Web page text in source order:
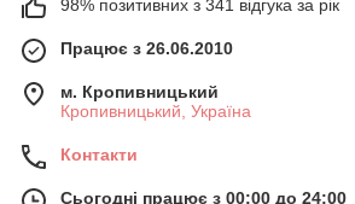
98% позитивних з 341 відгука за рік
Працює з 26.06.2010
м. Кропивницький
Кропивницький, Україна
Контакти
Сьогодні працює з 00:00 до 24:00